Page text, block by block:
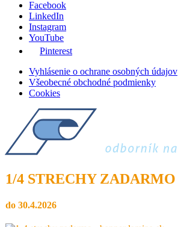
Facebook
LinkedIn
Instagram
YouTube
Pinterest
Vyhlásenie o ochrane osobných údajov
Všeobecné obchodné podmienky
Cookies
1/4 STRECHY ZADARMO
do 30.4.2026